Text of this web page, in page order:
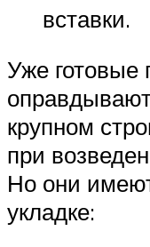
вставки.
Уже готовые
крупном
при
Но они
укладке: